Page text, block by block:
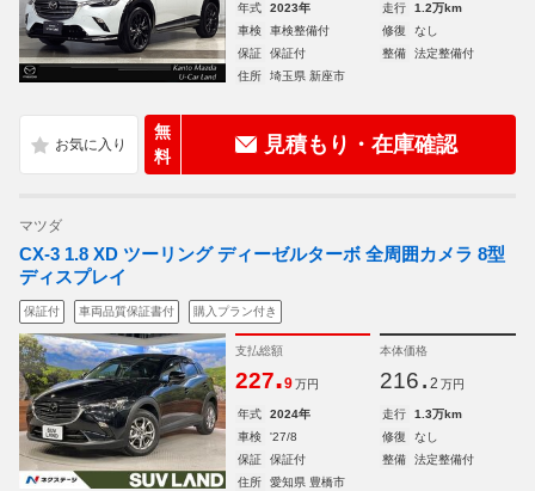
年式 2023年 走行
1.2万km
車検
車検整備付 修復
なし
保証
保証付 整備
法定整備付
住所
埼玉県 新座市
無
料
見積もり・在庫確認
マツダ
CX-3 1.8 XD ツーリング ディーゼルターボ 全周囲カメラ 8型
ディスプレイ
保証付 車両品質保証書付 購入プラン付き
支払総額
227.9 万円
本体価格
216. 2 万円
年式 2024年 走行
1.3万km
車検
'27/8 修復
なし
保証
保証付 整備
法定整備付
住所
愛知県 豊橋市